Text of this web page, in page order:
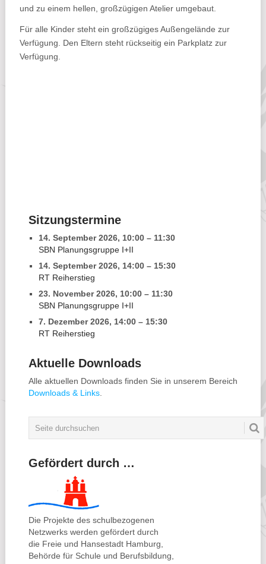
und zu einem hellen, großzügigen Atelier umgebaut.
Für alle Kinder steht ein großzügiges Außengelände zur
Verfügung. Den Eltern steht rückseitig ein Parkplatz zur
Verfügung.
Sitzungstermine
14. September 2026, 10:00 – 11:30
SBN Planungsgruppe I+II
14. September 2026, 14:00 – 15:30
RT Reiherstieg
23. November 2026, 10:00 – 11:30
SBN Planungsgruppe I+II
7. Dezember 2026, 14:00 – 15:30
RT Reiherstieg
Aktuelle Downloads
Alle aktuellen Downloads finden Sie in unserem Bereich
Downloads & Links.
Gefördert durch …
Die Projekte des schulbezogenen
Netzwerks werden gefördert durch
die Freie und Hansestadt Hamburg,
Behörde für Schule und Berufsbildung,